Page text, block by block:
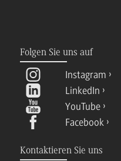
Folgen Sie uns auf
Instagram
LinkedIn
YouTube
Facebook
Kontaktieren Sie uns